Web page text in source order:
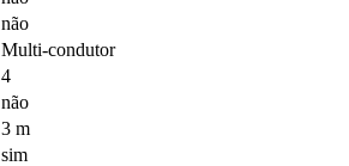
não
Multi-condutor
4
não
3 m
sim